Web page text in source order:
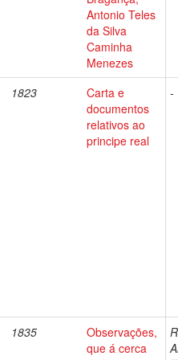
Antonio Teles
da Silva
Caminha
Menezes
1823
Carta e
documentos
relativos ao
principe real
-
1835
Observações,
que á cerca